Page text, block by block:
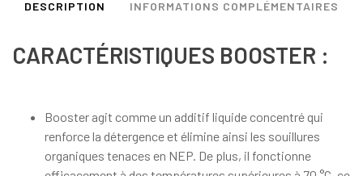
DESCRIPTION INFORMATIONS COMPLÉMENTAIRES
CARACTÉRISTIQUES BOOSTER :
Booster agit comme un additif liquide concentré qui
renforce la détergence et élimine ainsi les souillures
organiques tenaces en NEP. De plus, il fonctionne